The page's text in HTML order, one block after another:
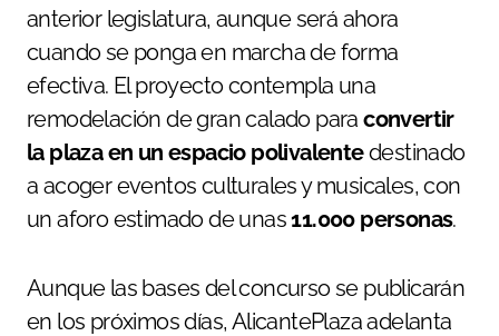
anterior legislatura, aunque será ahora
cuando se ponga en marcha de forma
efectiva. El proyecto contempla una
remodelación de gran calado paraconvertir
la plaza en un espacio polivalentedestinado
a acoger eventos culturales y musicales, con
un aforo estimado de unas11.000 personas.
Aunque las bases del concurso se publicarán
en los próximos días, AlicantePlaza adelanta